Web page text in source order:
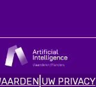
UW PRIVACY